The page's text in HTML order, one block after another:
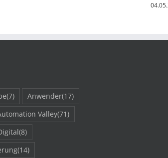
(7) Anwender(17)
Valley(71)
(8)
(14)